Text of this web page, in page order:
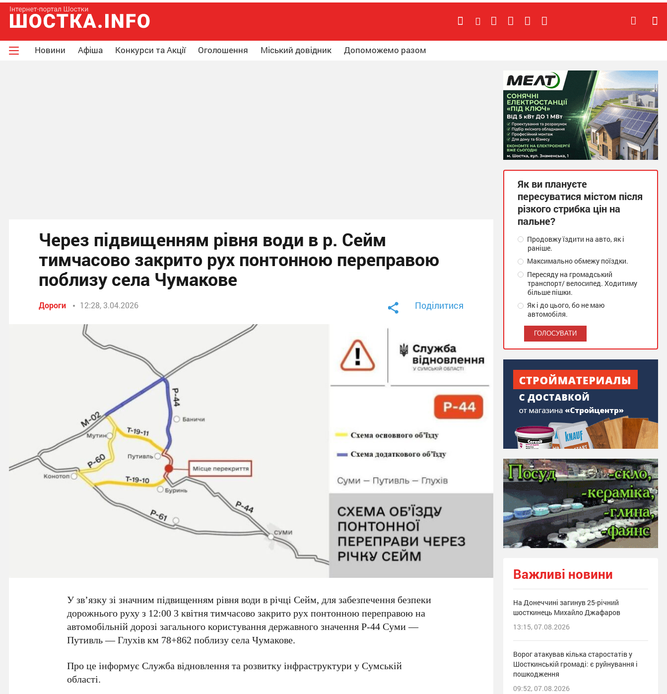
Новини Афіша Конкурси та Акції Оголошення Міський довідник Допоможемо разом
Через підвищенням рівня води в р. Сейм
тимчасово закрито рух понтонною переправою
поблизу села Чумакове
Дороги 12:28, 3.04.2026 Поділитися
У зв’язку зі значним підвищенням рівня води в річці Сейм, для забезпечення безпеки
дорожнього руху з 12:00 3 квітня тимчасово закрито рух понтонною переправою на
автомобільній дорозі загального користування державного значення Р-44 Суми —
Путивль — Глухів км 78+862 поблизу села Чумакове.
Про це інформує Служба відновлення та розвитку інфраструктури у Сумській
області.
Як ви плануєте
пересуватися містом після
різкого стрибка цін на
пальне?
Продовжу їздити на авто, як і
раніше.
Максимально обмежу поїздки.
Пересяду на громадський
транспорт/ велосипед. Ходитиму
більше пішки.
Як і до цього, бо не маю
автомобіля.
Важливі новини
На Донеччині загинув 25-річний
шосткинець Михайло Джафаров
13:15, 07.08.2026
Ворог атакував кілька старостатів у
Шосткинській громаді: є руйнування і
пошкодження
09:52, 07.08.2026